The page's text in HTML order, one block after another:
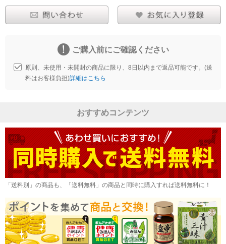
ご購入前にご確認ください
原則、未使用・未開封の商品に限り、8日以内まで返品可能です。(送
料はお客様負担)詳細はこちら
おすすめコンテンツ
「送料別」の商品も、「送料無料」の商品と同時に購入すれば送料無料に！